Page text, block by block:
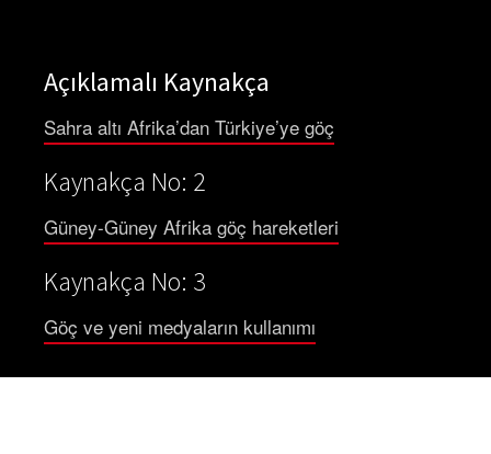
Açıklamalı Kaynakça
Sahra altı Afrika’dan Türkiye’ye göç
Kaynakça No: 2
Güney-Güney Afrika göç hareketleri
Kaynakça No: 3
Göç ve yeni medyaların kullanımı